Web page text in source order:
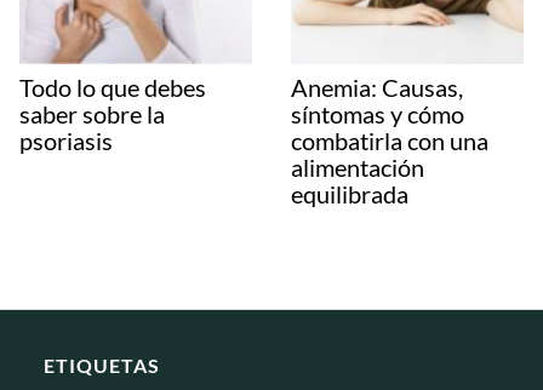
Todo lo que debes
saber sobre la
psoriasis
Anemia: Causas,
síntomas y cómo
combatirla con una
alimentación
equilibrada
ETIQUETAS